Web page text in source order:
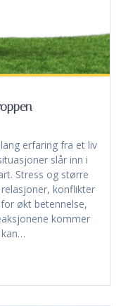
erfaring fra et liv
slår inn i
Stress og større
konflikter
økt betennelse,
kommer